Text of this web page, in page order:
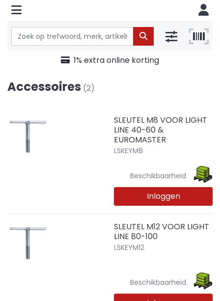
1% extra online korting
Accessoires (2)
SLEUTEL M8 VOOR LIGHT
LINE 40-60 &
EUROMASTER
LSKEYM8
Beschikbaarheid
Inloggen
SLEUTEL M12 VOOR LIGHT
LINE 80-100
LSKEYM12
Beschikbaarheid